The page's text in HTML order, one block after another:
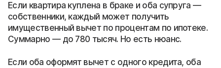
Если квартира куплена в браке и оба супруга —
собственники, каждый может получить
имущественный вычет по процентам по ипотеке.
Суммарно — до 780 тысяч. Но есть нюанс.
Если оба оформят вычет с одного кредита, оба